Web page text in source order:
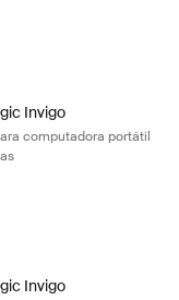
Invigo
computadora portátil
Invigo